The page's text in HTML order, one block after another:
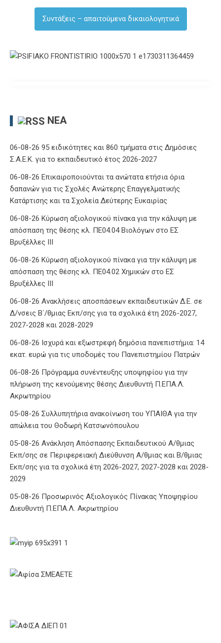
Συντάξεις – απαιτούμενα δικαιολογητικά
ΝΈΑ
06-08-26 95 ειδικότητες και 860 τμήματα στις Δημόσιες
Σ.Α.Ε.Κ. για το εκπαιδευτικό έτος 2026-2027
06-08-26 Επικαιροποιούνται τα ανώτατα ετήσια όρια
δαπανών για τις Σχολές Ανώτερης Επαγγελματικής
Κατάρτισης και τα Σχολεία Δεύτερης Ευκαιρίας
06-08-26 Κύρωση αξιολογικού πίνακα για την κάλυψη με
απόσπαση της θέσης κλ. ΠΕ04.04 Βιολόγων στο ΕΣ
Βρυξέλλες ΙΙΙ
06-08-26 Κύρωση αξιολογικού πίνακα για την κάλυψη με
απόσπαση της θέσης κλ. ΠΕ04.02 Χημικών στο ΕΣ
Βρυξέλλες ΙΙΙ
06-08-26 Ανακλήσεις αποσπάσεων εκπαιδευτικών Δ.Ε. σε
Δ/νσεις Β΄/θμιας Εκπ/σης για τα σχολικά έτη 2026-2027,
2027-2028 και 2028-2029
06-08-26 Ισχυρά και εξωστρεφή δημόσια πανεπιστήμια: 14
εκατ. ευρώ για τις υποδομές του Πανεπιστημίου Πατρών
06-08-26 Πρόγραμμα συνέντευξης υποψηφίου για την
πλήρωση της κενούμενης θέσης Διευθυντή Π.ΕΠΑ.Λ.
Ακρωτηρίου
05-08-26 Συλλυπητήρια ανακοίνωση του ΥΠΑΙΘΑ για την
απώλεια του Θοδωρή Κατσωνόπουλου
05-08-26 Ανάκληση Απόσπασης Εκπαιδευτικού Α/θμιας
Εκπ/σης σε Περιφερειακή Διεύθυνση Α/θμιας και Β/θμιας
Εκπ/σης για τα σχολικά έτη 2026-2027, 2027-2028 και 2028-
2029
05-08-26 Προσωρινός Αξιολογικός Πίνακας Υποψηφίου
Διευθυντή Π.ΕΠΑ.Λ. Ακρωτηρίου